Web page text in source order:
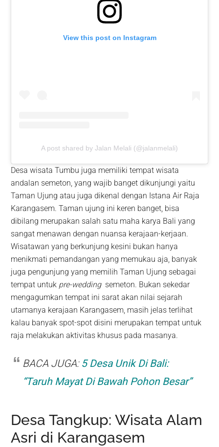
View this post on Instagram
A post shared by Jalan Melali (@jalanmelali)
Desa wisata Tumbu juga memiliki tempat wisata
andalan semeton, yang wajib banget dikunjungi yaitu
Taman Ujung atau juga dikenal dengan Istana Air Raja
Karangasem. Taman ujung ini keren banget, bisa
dibilang merupakan salah satu maha karya Bali yang
sangat menawan dengan nuansa kerajaan-kerjaan.
Wisatawan yang berkunjung kesini bukan hanya
menikmati pemandangan yang memukau aja, banyak
juga pengunjung yang memilih Taman Ujung sebagai
tempat untuk pre-weddingsemeton. Bukan sekedar
mengagumkan tempat ini sarat akan nilai sejarah
utamanya kerajaan Karangasem, masih jelas terlihat
kalau banyak spot-spot disini merupakan tempat untuk
raja melakukan aktivitas khusus pada masanya.
BACA JUGA: 5 Desa Unik Di Bali:
“Taruh Mayat Di Bawah Pohon Besar”
Desa Tangkup: Wisata Alam
Asri di Karangasem